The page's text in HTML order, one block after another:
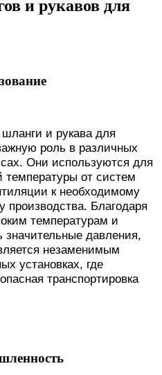
и рукавов для
и рукава для
роль в различных
Они используются для
температуры от систем
к необходимому
производства. Благодаря
температурам и
давления,
незаменимым
установках, где
транспортировка